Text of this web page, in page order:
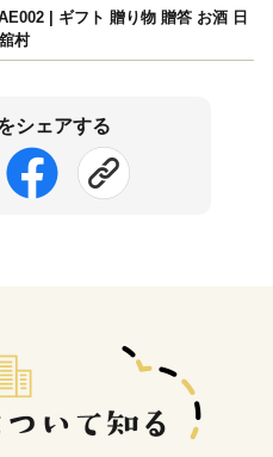
| ギフト 贈り物 贈答 お酒 日
村
シェアする